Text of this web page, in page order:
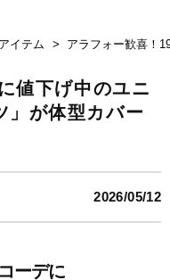
イテム アラフォー歓喜！
値下げ中のユニ
」が体型カバー
2026/05/12
ーデに